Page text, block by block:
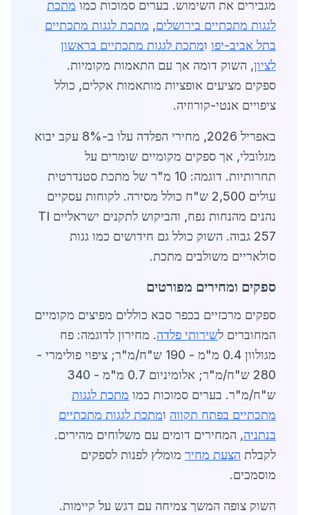
מגבירים את השימוש. בערים סמוכות כמו מתכת
לגגות מתכתיים בירושלים, מתכת לגגות מתכתיים
בתל אביב-יפו ומתכת לגגות מתכתיים בראשון
לציון, השוק דומה אך עם התאמות מקומיות.
ספקים מציעים אופציות מותאמות אקלים, כולל
ציפויים אנטי-קורוזיה.
באפריל 2026, מחירי הפלדה עלו ב-8% עקב יבוא
מגלובלי, אך ספקים מקומיים שומרים על
תחרותיות. דוגמה: 10 מ"ר של מתכת סטנדרטית
עולים 2,500 ש"ח כולל מסירה. לקוחות עסקיים
נהנים מהנחות נפח, והביקוש לתקנים ישראליים TI
257 גבוה. השוק כולל גם חידושים כמו גגות
סולאריים משולבים מתכת.
ספקים ומחירים מפורטים
ספקים מרכזיים בכפר סבא כוללים מפיצים מקומיים
המחוברים לשירותי פלדה. מחירון לדוגמה: פח
מגולוון 0.4 מ"מ - 190 ש"ח/מ"ר; ציפוי פולימרי -
280 ש"ח/מ"ר; אלומיניום 0.7 מ"מ - 340
ש"ח/מ"ר. בערים סמוכות כמו מתכת לגגות
מתכתיים בפתח תקווה ומתכת לגגות מתכתיים
בנתניה, המחירים דומים עם משלוחים מהירים.
לקבלת הצעת מחיר מומלץ לפנות לספקים
מוסמכים.
השוק צופה המשך צמיחה עם דגש על קיימות.